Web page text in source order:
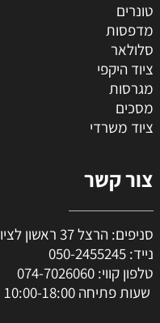
טונרים
מדפסות
סלולאר
ציוד היקפי
מגרסות
מסכים
ציוד משרדי
צור קשר
סניפים: הרצל 37 ראשון לציון
נייד: 050-2455245
טלפון קווי: 074-7026060
שעות פתיחה 10:00-18:00